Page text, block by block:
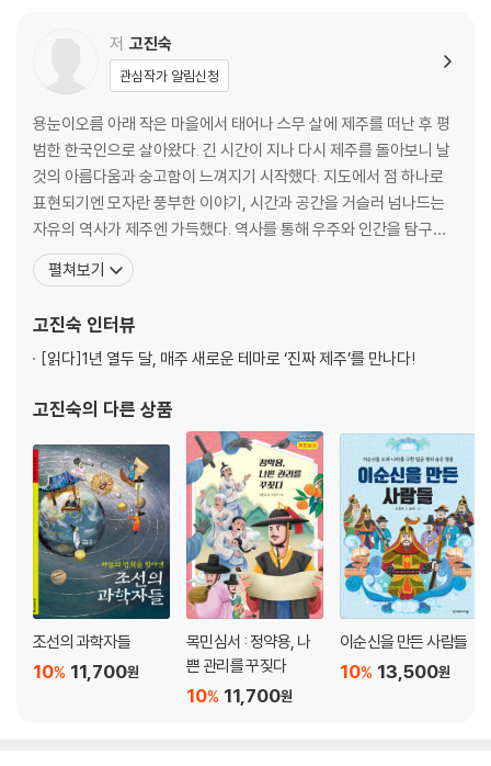
제3부 신화의 탄생_75
1. 탁월한 광고감각_76 | 2. 기사회생 활명수_79 | 3. 황금알을 낳는 거위
_83 | 4. 부채표의 탄생_86 | 5. 또 하나의 기네스 기록_90 | 6. 고유명
사가 된 활명수_97 | 7. 신화의 탄생_100
제4부 피의 맹세를 지키다_107
1. 대동청년단 가입_108 | 2. 대동청년단_113 | 3. 교육사업에 헌신_117 |
4. 소의 학교를 위한 민강의 분투기_123 | 5. 조선약학교의 설립에 앞장서
제5부 한성정부수립과 임시정부활동_133
대표자 회의_139 | 4. 한성임시정부_143 | 5. 국민대회 준비_151 | 6. 한
성정부에서 대한민 국임시정부로_156 | 7. 은밀하게 위대하게_158
제6부 폭풍우 속으로_165
1. 거대한 폭풍우의 시작_166 | 2. 경성연통부_170 | 3. 제2차 독립시위
운동_180 | 4. 대동단_187 | 5. 이강공 망명준비_192 | 6. 조선민족대동
단사건_199
제7부 시련속에서_205
1. 소비조합운동_206 | 2. 항저우 생활_214 | 3. 귀국 후 사회활동_222 |
4. 별이 지다_227
저 고진숙
관심작가 알림신청
용눈이오름 아래 작은 마을에서 태어나 스무 살에 제주를 떠난 후 평
범한 한국인으로 살아왔다. 긴 시간이 지나 다시 제주를 돌아보니 날
것의 아름다움과 숭고함이 느껴지기 시작했다. 지도에서 점 하나로
표현되기엔 모자란 풍부한 이야기, 시간과 공간을 거슬러 넘나드는
자유의 역사가 제주엔 가득했다. 역사를 통해 우주와 인간을 탐구하
고 이야기를 찾아 나서는 글꾼의 삶에 이보다 더한 축복은 없을 것이
다. 《이순신을 만든 사람들》을 시작으로 《문익점과 정천익》, 《청소년
산》으로 이어지는 역사 이야기를 써 왔고
펼쳐보기
고진숙 인터뷰
[읽다]1년 열두 달, 매주 새로운 테마로 ‘진짜 제주’를 만나다!
고진숙의 다른 상품
조선의 과학자들
11,700원
10%
목민심서 : 정약용, 나
쁜 관리를 꾸짖다
11,700원
10%
이순신을 만든 사람들
13,500원
10%